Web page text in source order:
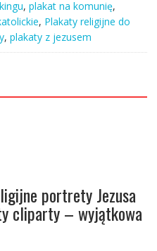
, plakat na komunię,
, Plakaty religijne do
, plakaty z jezusem
portrety Jezusa
cliparty – wyjątkowa